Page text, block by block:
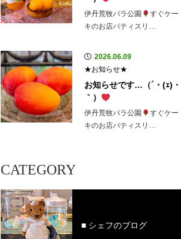
伊丹荒牧バラ公園
すぐケー
キのお店パティスリ…
2026.06.09
★お知らせ★
お知らせです…（´・(ｪ)・
｀）
伊丹荒牧バラ公園
すぐケー
キのお店パティスリ…
CATEGORY
■ シェフのブログ